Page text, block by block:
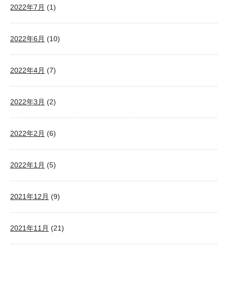
2022年7月 (1)
2022年6月 (10)
2022年4月 (7)
2022年3月 (2)
2022年2月 (6)
2022年1月 (5)
2021年12月 (9)
2021年11月 (21)